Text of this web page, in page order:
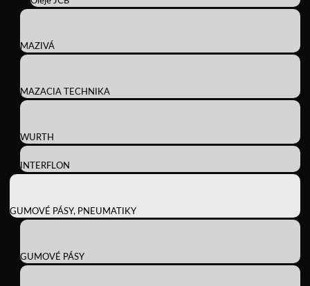
MAZIVÁ
MAZACIA TECHNIKA
WURTH
INTERFLON
GUMOVÉ PÁSY, PNEUMATIKY
GUMOVÉ PÁSY